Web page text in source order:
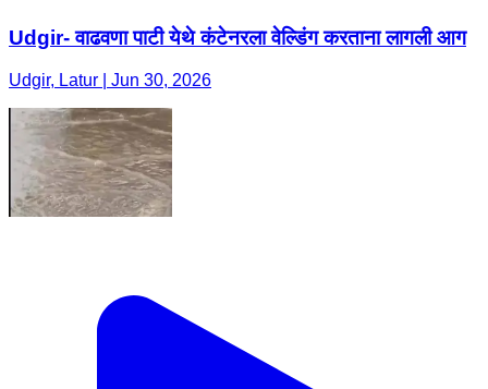
Udgir- वाढवणा पाटी येथे कंटेनरला वेल्डिंग करताना लागली आग
Udgir, Latur | Jun 30, 2026